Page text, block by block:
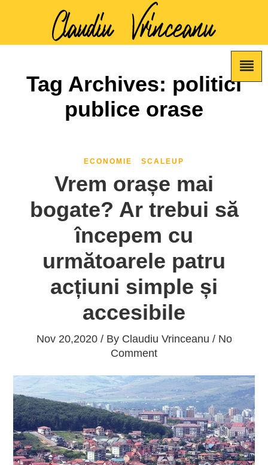
Tag Archives: politici
publice orase
ECONOMIE SCALEUP
Vrem orașe mai
bogate? Ar trebui să
începem cu
următoarele patru
acțiuni simple și
accesibile
Nov 20,2020 / By Claudiu Vrinceanu / No
Comment